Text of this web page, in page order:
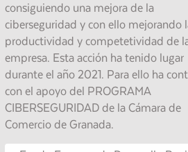
consiguiendo una mejora de la
ciberseguridad y con ello mejorando
productividad y competetividad de
empresa. Esta acción ha tenido lugar
durante el año 2021. Para ello ha
con el apoyo del PROGRAMA
CIBERSEGURIDAD de la Cámara de
Comercio de Granada.